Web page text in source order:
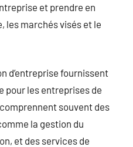
et prendre en
les marchés visés et le
d’entreprise fournissent
pour les entreprises de
souvent des
la gestion du
et des services de